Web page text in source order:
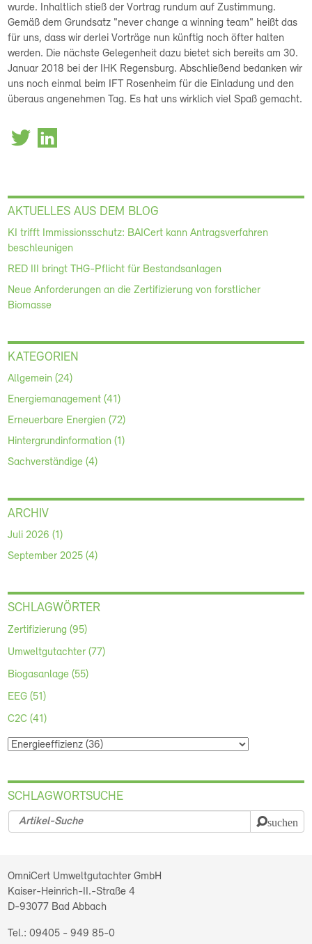
wurde. Inhaltlich stieß der Vortrag rundum auf Zustimmung.
Gemäß dem Grundsatz "never change a winning team" heißt das
für uns, dass wir derlei Vorträge nun künftig noch öfter halten
werden. Die nächste Gelegenheit dazu bietet sich bereits am 30.
Januar 2018 bei der IHK Regensburg. Abschließend bedanken wir
uns noch einmal beim IFT Rosenheim für die Einladung und den
überaus angenehmen Tag. Es hat uns wirklich viel Spaß gemacht.
AKTUELLES AUS DEM BLOG
KI trifft Immissionsschutz: BAICert kann Antragsverfahren
beschleunigen
RED III bringt THG-Pflicht für Bestandsanlagen
Neue Anforderungen an die Zertifizierung von forstlicher
Biomasse
KATEGORIEN
Allgemein (24)
Energiemanagement (41)
Erneuerbare Energien (72)
Hintergrundinformation (1)
Sachverständige (4)
ARCHIV
Juli 2026 (1)
September 2025 (4)
SCHLAGWÖRTER
Zertifizierung (95)
Umweltgutachter (77)
Biogasanlage (55)
EEG (51)
C2C (41)
SCHLAGWORTSUCHE
suchen
OmniCert Umweltgutachter GmbH
Kaiser-Heinrich-II.-Straße 4
D-93077 Bad Abbach
09405 - 949 85-0